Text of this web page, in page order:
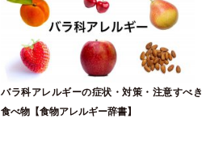
バラ科アレルギーの症状・対策・注意すべき
食べ物【食物アレルギー辞書】